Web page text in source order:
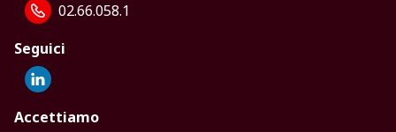
02.66.058.1
Seguici
Accettiamo